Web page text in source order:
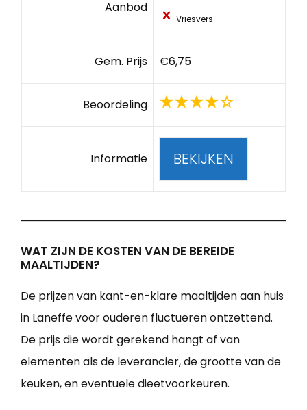
Aanbod
Vriesvers
Gem. Prijs €6,75
Beoordeling
Informatie BEKIJKEN
WAT ZIJN DE KOSTEN VAN DE BEREIDE
MAALTIJDEN?
De prijzen van kant-en-klare maaltijden aan huis
in Laneffe voor ouderen fluctueren ontzettend.
De prijs die wordt gerekend hangt af van
elementen als de leverancier, de grootte van de
keuken, en eventuele dieetvoorkeuren.